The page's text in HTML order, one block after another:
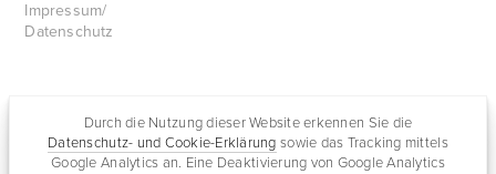
Durch die Nutzung dieser Website erkennen Sie die
Datenschutz- und Cookie-Erklärung sowie das Tracking mittels
Google Analytics an. Eine Deaktivierung von Google Analytics
Impressum/
Datenschutz
Rullkötter AGD
Jazz for me